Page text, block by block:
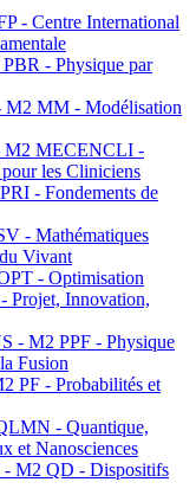
- Centre International
- Physique par
MM - Modélisation
MECENCLI -
les Cliniciens
- Fondements de
- Mathématiques
Vivant
- Optimisation
Projet, Innovation,
- M2 PPF - Physique
Fusion
PF - Probabilités et
- Quantique,
et Nanosciences
M2 QD - Dispositifs